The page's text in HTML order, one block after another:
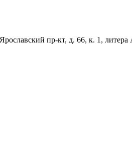
пр-кт, д. 66, к. 1, литера